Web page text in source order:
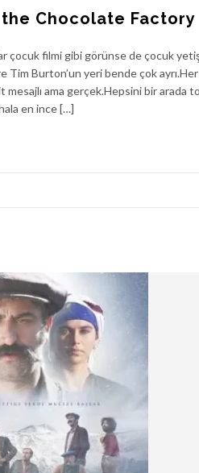
Chocolate Factory
çocuk filmi gibi görünse de çocuk
Tim Burton’un yeri bende çok
mesajlı ama gerçek.Hepsini bir arada
en ince […]